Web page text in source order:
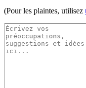
(Pour les plaintes, utilisez